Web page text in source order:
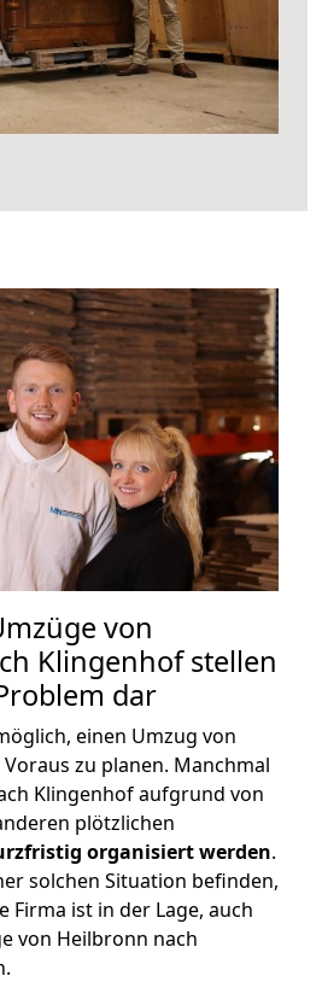
von
Klingenhof stellen
dar
einen Umzug von
zu planen. Manchmal
Klingenhof aufgrund von
plötzlichen
organisiert werden.
solchen Situation befinden,
Firma ist in der Lage, auch
von Heilbronn nach